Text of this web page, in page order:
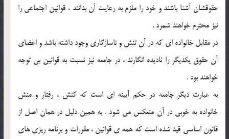
حقوقشان آشنا باشند و خود را ملزم به رعايت آن بدانند ، قوانين اجتماعي را
نيز محترم خواهند شمرد .
در مقابل خانواده اي که در آن تنش و ناسازگاري وجود داشته باشد و اعضاي
آن حقوق يکديگر را ناديده انگارند ، در جامعه نيز نسبت به قوانين بي توجه
خواهند بود .
به عبارت ديگر جامعه در حکم آيينه اي است که کنش ، رفتار و منش
خانواده به خوبي در آن منعکس مي شود . به همين دليل در همان اصل از
قانون اساسي قيد شده است که همه ي قوانين ، مقررات و برنامه ريزي هاي